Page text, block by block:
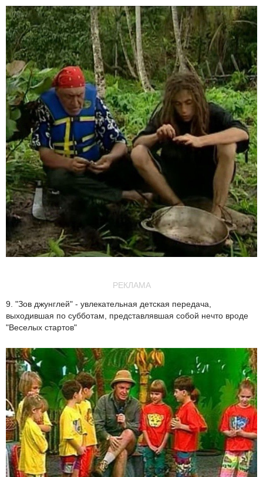
РЕКЛАМА
9. "Зов джунглей" - увлекательная детская передача,
выходившая по субботам, представлявшая собой нечто вроде
"Веселых стартов"